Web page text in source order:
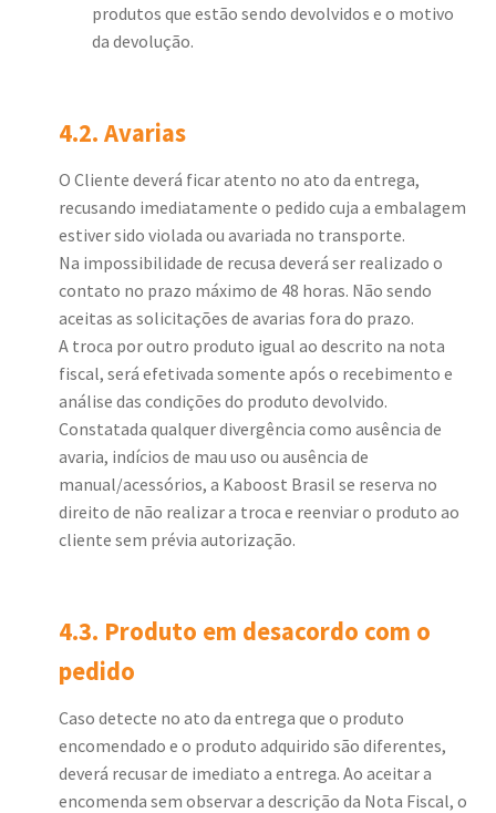
produtos que estão sendo devolvidos e o motivo
da devolução.
4.2. Avarias
O Cliente deverá ficar atento no ato da entrega,
recusando imediatamente o pedido cuja a embalagem
estiver sido violada ou avariada no transporte.
Na impossibilidade de recusa deverá ser realizado o
contato no prazo máximo de 48 horas. Não sendo
aceitas as solicitações de avarias fora do prazo.
A troca por outro produto igual ao descrito na nota
fiscal, será efetivada somente após o recebimento e
análise das condições do produto devolvido.
Constatada qualquer divergência como ausência de
avaria, indícios de mau uso ou ausência de
manual/acessórios, a Kaboost Brasil se reserva no
direito de não realizar a troca e reenviar o produto ao
cliente sem prévia autorização.
4.3. Produto em desacordo com o
pedido
Caso detecte no ato da entrega que o produto
encomendado e o produto adquirido são diferentes,
deverá recusar de imediato a entrega. Ao aceitar a
encomenda sem observar a descrição da Nota Fiscal, o